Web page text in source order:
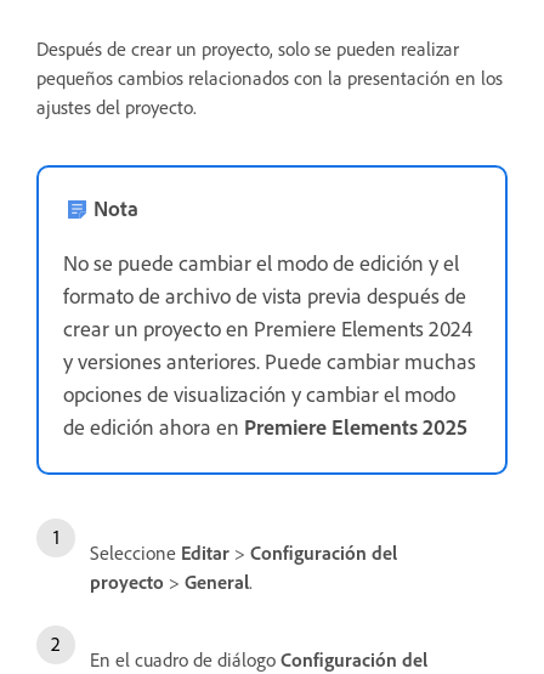
Después de crear un proyecto, solo se pueden realizar
pequeños cambios relacionados con la presentación en los
ajustes del proyecto.
Nota
No se puede cambiar el modo de edición y el
formato de archivo de vista previa después de
crear un proyecto en Premiere Elements 2024
y versiones anteriores. Puede cambiar muchas
opciones de visualización y cambiar el modo
de edición ahora en Premiere Elements 2025
Seleccione Editar > Configuración del
proyecto > General.
En el cuadro de diálogo Configuración del